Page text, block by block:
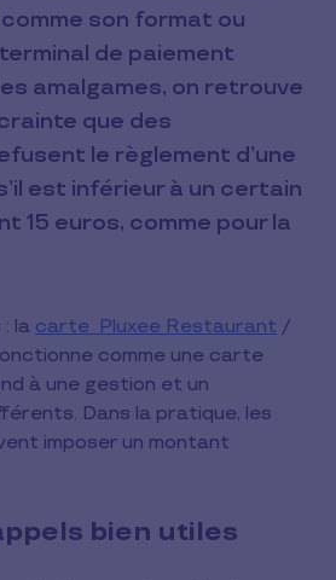
son format ou
terminal de paiement
amalgames, on retrouve
que des
le règlement d’une
est inférieur à un certain
15 euros, comme pour la
la carte Pluxee Restaurant /
comme une carte
à une gestion et un
Dans la pratique, les
imposer un montant
bien utiles